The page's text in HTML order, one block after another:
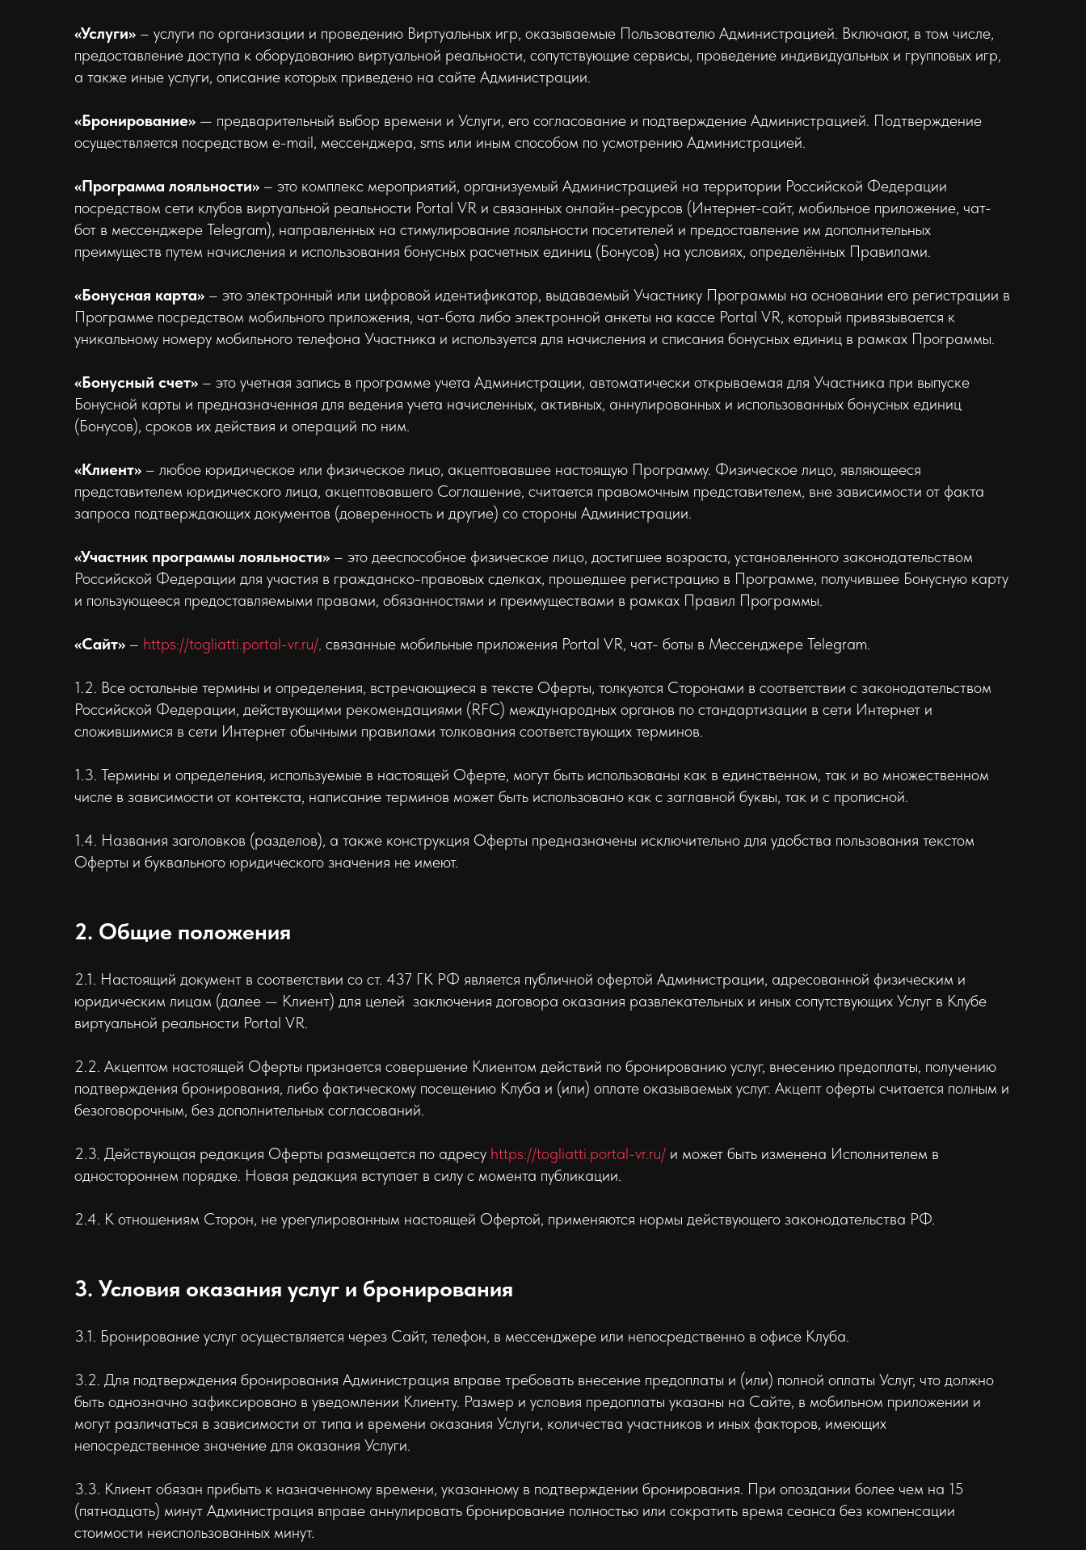
«Услуги» – услуги по организации и проведению Виртуальных игр, оказываемые Пользователю Администрацией. Включают, в том числе,
предоставление доступа к оборудованию виртуальной реальности, сопутствующие сервисы, проведение индивидуальных и групповых игр,
а также иные услуги, описание которых приведено на сайте Администрации.
«Бронирование» — предварительный выбор времени и Услуги, его согласование и подтверждение Администрацией. Подтверждение
осуществляется посредством e-mail, мессенджера, sms или иным способом по усмотрению Администрацией.
«Программа лояльности» – это комплекс мероприятий, организуемый Администрацией на территории Российской Федерации
посредством сети клубов виртуальной реальности Portal VR и связанных онлайн-ресурсов (Интернет-сайт, мобильное приложение, чат-
бот в мессенджере Telegram), направленных на стимулирование лояльности посетителей и предоставление им дополнительных
преимуществ путем начисления и использования бонусных расчетных единиц (Бонусов) на условиях, определённых Правилами.
«Бонусная карта» – это электронный или цифровой идентификатор, выдаваемый Участнику Программы на основании его регистрации в
Программе посредством мобильного приложения, чат-бота либо электронной анкеты на кассе Portal VR, который привязывается к
уникальному номеру мобильного телефона Участника и используется для начисления и списания бонусных единиц в рамках Программы.
«Бонусный счет» – это учетная запись в программе учета Администрации, автоматически открываемая для Участника при выпуске
Бонусной карты и предназначенная для ведения учета начисленных, активных, аннулированных и использованных бонусных единиц
(Бонусов), сроков их действия и операций по ним.
«Клиент» – любое юридическое или физическое лицо, акцептовавшее настоящую Программу. Физическое лицо, являющееся
представителем юридического лица, акцептовавшего Соглашение, считается правомочным представителем, вне зависимости от факта
запроса подтверждающих документов (доверенность и другие) со стороны Администрации.
«Участник программы лояльности» – это дееспособное физическое лицо, достигшее возраста, установленного законодательством
Российской Федерации для участия в гражданско-правовых сделках, прошедшее регистрацию в Программе, получившее Бонусную карту
и пользующееся предоставляемыми правами, обязанностями и преимуществами в рамках Правил Программы.
«Сайт» – https://togliatti.portal-vr.ru/, связанные мобильные приложения Portal VR, чат- боты в Мессенджере Telegram.
1.2. Все остальные термины и определения, встречающиеся в тексте Оферты, толкуются Сторонами в соответствии с законодательством
Российской Федерации, действующими рекомендациями (RFC) международных органов по стандартизации в сети Интернет и
сложившимися в сети Интернет обычными правилами толкования соответствующих терминов.
1.3. Термины и определения, используемые в настоящей Оферте, могут быть использованы как в единственном, так и во множественном
числе в зависимости от контекста, написание терминов может быть использовано как с заглавной буквы, так и с прописной.
1.4. Названия заголовков (разделов), а также конструкция Оферты предназначены исключительно для удобства пользования текстом
Оферты и буквального юридического значения не имеют.
2. Общие положения
2.1. Настоящий документ в соответствии со ст. 437 ГК РФ является публичной офертой Администрации, адресованной физическим и
юридическим лицам (далее — Клиент) для целей заключения договора оказания развлекательных и иных сопутствующих Услуг в Клубе
виртуальной реальности Portal VR.
2.2. Акцептом настоящей Оферты признается совершение Клиентом действий по бронированию услуг, внесению предоплаты, получению
подтверждения бронирования, либо фактическому посещению Клуба и (или) оплате оказываемых услуг. Акцепт оферты считается полным и
безоговорочным, без дополнительных согласований.
2.3. Действующая редакция Оферты размещается по адресу https://togliatti.portal-vr.ru/ и может быть изменена Исполнителем в
одностороннем порядке. Новая редакция вступает в силу с момента публикации.
2.4. К отношениям Сторон, не урегулированным настоящей Офертой, применяются нормы действующего законодательства РФ.
3. Условия оказания услуг и бронирования
3.1. Бронирование услуг осуществляется через Сайт, телефон, в мессенджере или непосредственно в офисе Клуба.
3.2. Для подтверждения бронирования Администрация вправе требовать внесение предоплаты и (или) полной оплаты Услуг, что должно
быть однозначно зафиксировано в уведомлении Клиенту. Размер и условия предоплаты указаны на Сайте, в мобильном приложении и
могут различаться в зависимости от типа и времени оказания Услуги, количества участников и иных факторов, имеющих
непосредственное значение для оказания Услуги.
3.3. Клиент обязан прибыть к назначенному времени, указанному в подтверждении бронирования. При опоздании более чем на 15
(пятнадцать) минут Администрация вправе аннулировать бронирование полностью или сократить время сеанса без компенсации
стоимости неиспользованных минут.